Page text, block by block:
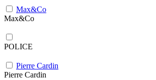
Max&Co
Max&Co
POLICE
Pierre Cardin
Pierre Cardin